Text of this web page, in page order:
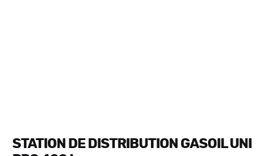
STATION DE DISTRIBUTION GASOIL UNI